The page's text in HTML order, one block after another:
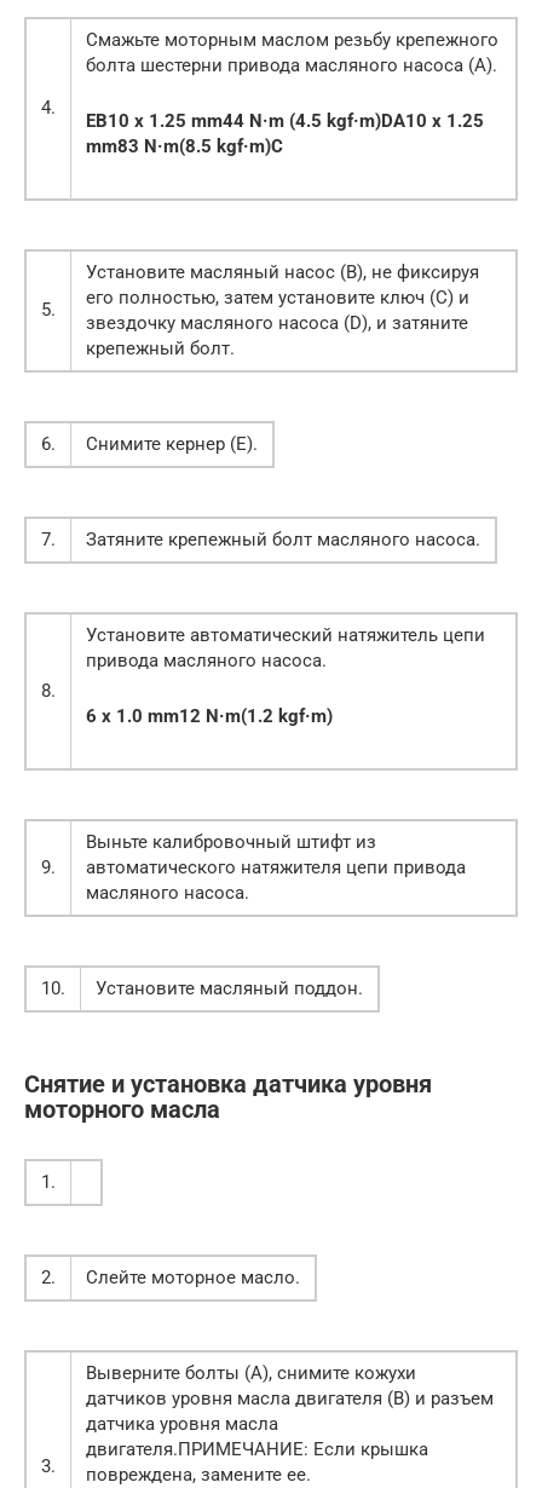
4.
Смажьте моторным маслом резьбу крепежного
болта шестерни привода масляного насоса (А).
EB10 x 1.25 mm44 N·m (4.5 kgf·m)DA10 x 1.25
mm83 N·m(8.5 kgf·m)C
5.
Установите масляный насос (В), не фиксируя
его полностью, затем установите ключ (С) и
звездочку масляного насоса (D), и затяните
крепежный болт.
6. Снимите кернер (Е).
7. Затяните крепежный болт масляного насоса.
8.
Установите автоматический натяжитель цепи
привода масляного насоса.
6 x 1.0 mm12 N·m(1.2 kgf·m)
9.
Выньте калибровочный штифт из
автоматического натяжителя цепи привода
масляного насоса.
10. Установите масляный поддон.
Снятие и установка датчика уровня
моторного масла
1.
2. Слейте моторное масло.
3.
Выверните болты (А), снимите кожухи
датчиков уровня масла двигателя (В) и разъем
датчика уровня масла
двигателя.ПРИМЕЧАНИЕ: Если крышка
повреждена, замените ее.